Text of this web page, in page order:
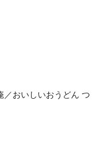
／おいしいおうどん つ